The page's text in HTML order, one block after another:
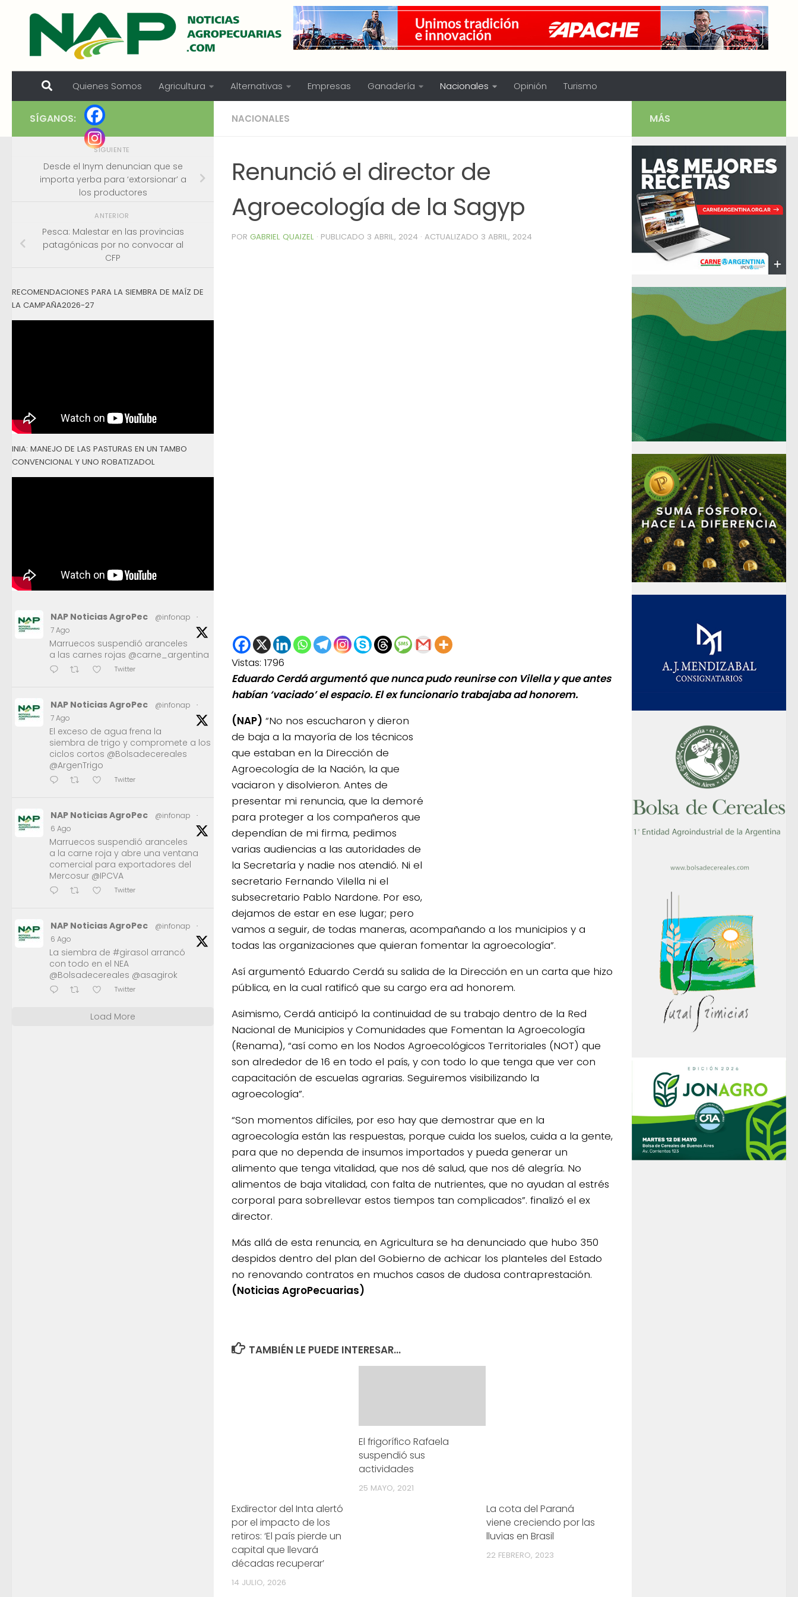
Skip to content
Quienes Somos Agricultura Alternativas Empresas Ganadería Nacionales Opinión Turismo
NACIONALES
Renunció el director de
Agroecología de la Sagyp
POR GABRIEL QUAIZEL · PUBLICADO 3 ABRIL, 2024 · ACTUALIZADO 3 ABRIL, 2024
Vistas: 1796
Eduardo Cerdá argumentó que nunca pudo reunirse con Vilella y que antes
habían ‘vaciado’ el espacio. El ex funcionario trabajaba ad honorem.
(NAP) “No nos escucharon y dieron
de baja a la mayoría de los técnicos
que estaban en la Dirección de
Agroecología de la Nación, la que
vaciaron y disolvieron. Antes de
presentar mi renuncia, que la demoré
para proteger a los compañeros que
dependían de mi firma, pedimos
varias audiencias a las autoridades de
la Secretaría y nadie nos atendió. Ni el
secretario Fernando Vilella ni el
subsecretario Pablo Nardone. Por eso,
dejamos de estar en ese lugar; pero
vamos a seguir, de todas maneras, acompañando a los municipios y a
todas las organizaciones que quieran fomentar la agroecología”.
Así argumentó Eduardo Cerdá su salida de la Dirección en un carta que hizo
pública, en la cual ratificó que su cargo era ad honorem.
Asimismo, Cerdá anticipó la continuidad de su trabajo dentro de la Red
Nacional de Municipios y Comunidades que Fomentan la Agroecología
(Renama), “así como en los Nodos Agroecológicos Territoriales (NOT) que
son alrededor de 16 en todo el país, y con todo lo que tenga que ver con
capacitación de escuelas agrarias. Seguiremos visibilizando la
agroecología”.
“Son momentos difíciles, por eso hay que demostrar que en la
agroecología están las respuestas, porque cuida los suelos, cuida a la gente,
para que no dependa de insumos importados y pueda generar un
alimento que tenga vitalidad, que nos dé salud, que nos dé alegría. No
alimentos de baja vitalidad, con falta de nutrientes, que no ayudan al estrés
corporal para sobrellevar estos tiempos tan complicados”. finalizó el ex
director.
Más allá de esta renuncia, en Agricultura se ha denunciado que hubo 350
despidos dentro del plan del Gobierno de achicar los planteles del Estado
no renovando contratos en muchos casos de dudosa contraprestación.
(Noticias AgroPecuarias)
TAMBIÉN LE PUEDE INTERESAR...
Exdirector del Inta alertó
por el impacto de los
retiros: ‘El país pierde un
capital que llevará
décadas recuperar’
14 JULIO, 2026
El frigorífico Rafaela
suspendió sus
actividades
25 MAYO, 2021
La cota del Paraná
viene creciendo por las
lluvias en Brasil
22 FEBRERO, 2023
SÍGANOS:
SIGUIENTE
Desde el Inym denuncian que se
importa yerba para ‘extorsionar’ a
los productores
ANTERIOR
Pesca: Malestar en las provincias
patagónicas por no convocar al
CFP
RECOMENDACIONES PARA LA SIEMBRA DE MAÍZ DE
LA CAMPAÑA2026-27
INIA: MANEJO DE LAS PASTURAS EN UN TAMBO
CONVENCIONAL Y UNO ROBATIZADOL
NAP Noticias AgroPec @infonap
·
7 Ago
Marruecos suspendió aranceles
a las carnes rojas @carne_argentina
Twitter
NAP Noticias AgroPec @infonap
·
7 Ago
El exceso de agua frena la
siembra de trigo y compromete a los
ciclos cortos @Bolsadecereales
@ArgenTrigo
Twitter
NAP Noticias AgroPec @infonap
·
6 Ago
Marruecos suspendió aranceles
a la carne roja y abre una ventana
comercial para exportadores del
Mercosur @IPCVA
Twitter
NAP Noticias AgroPec @infonap
·
6 Ago
La siembra de #girasol arrancó
con todo en el NEA
@Bolsadecereales @asagirok
Twitter
Load More
MÁS